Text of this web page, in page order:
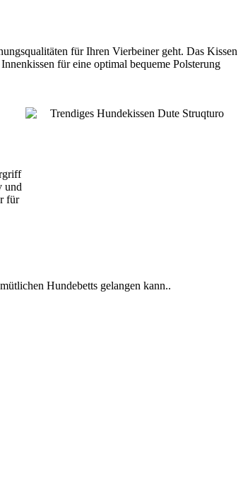
für Ihren Vierbeiner geht. Das Kissen
für eine optimal bequeme Polsterung
und
für
Hundebetts gelangen kann..